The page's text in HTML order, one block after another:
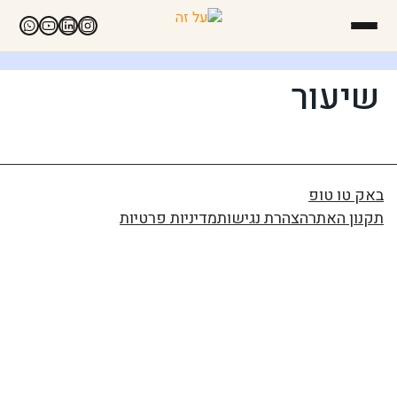
שיעור
באק טו טופ
תקנון האתרהצהרת נגישותמדיניות פרטיות